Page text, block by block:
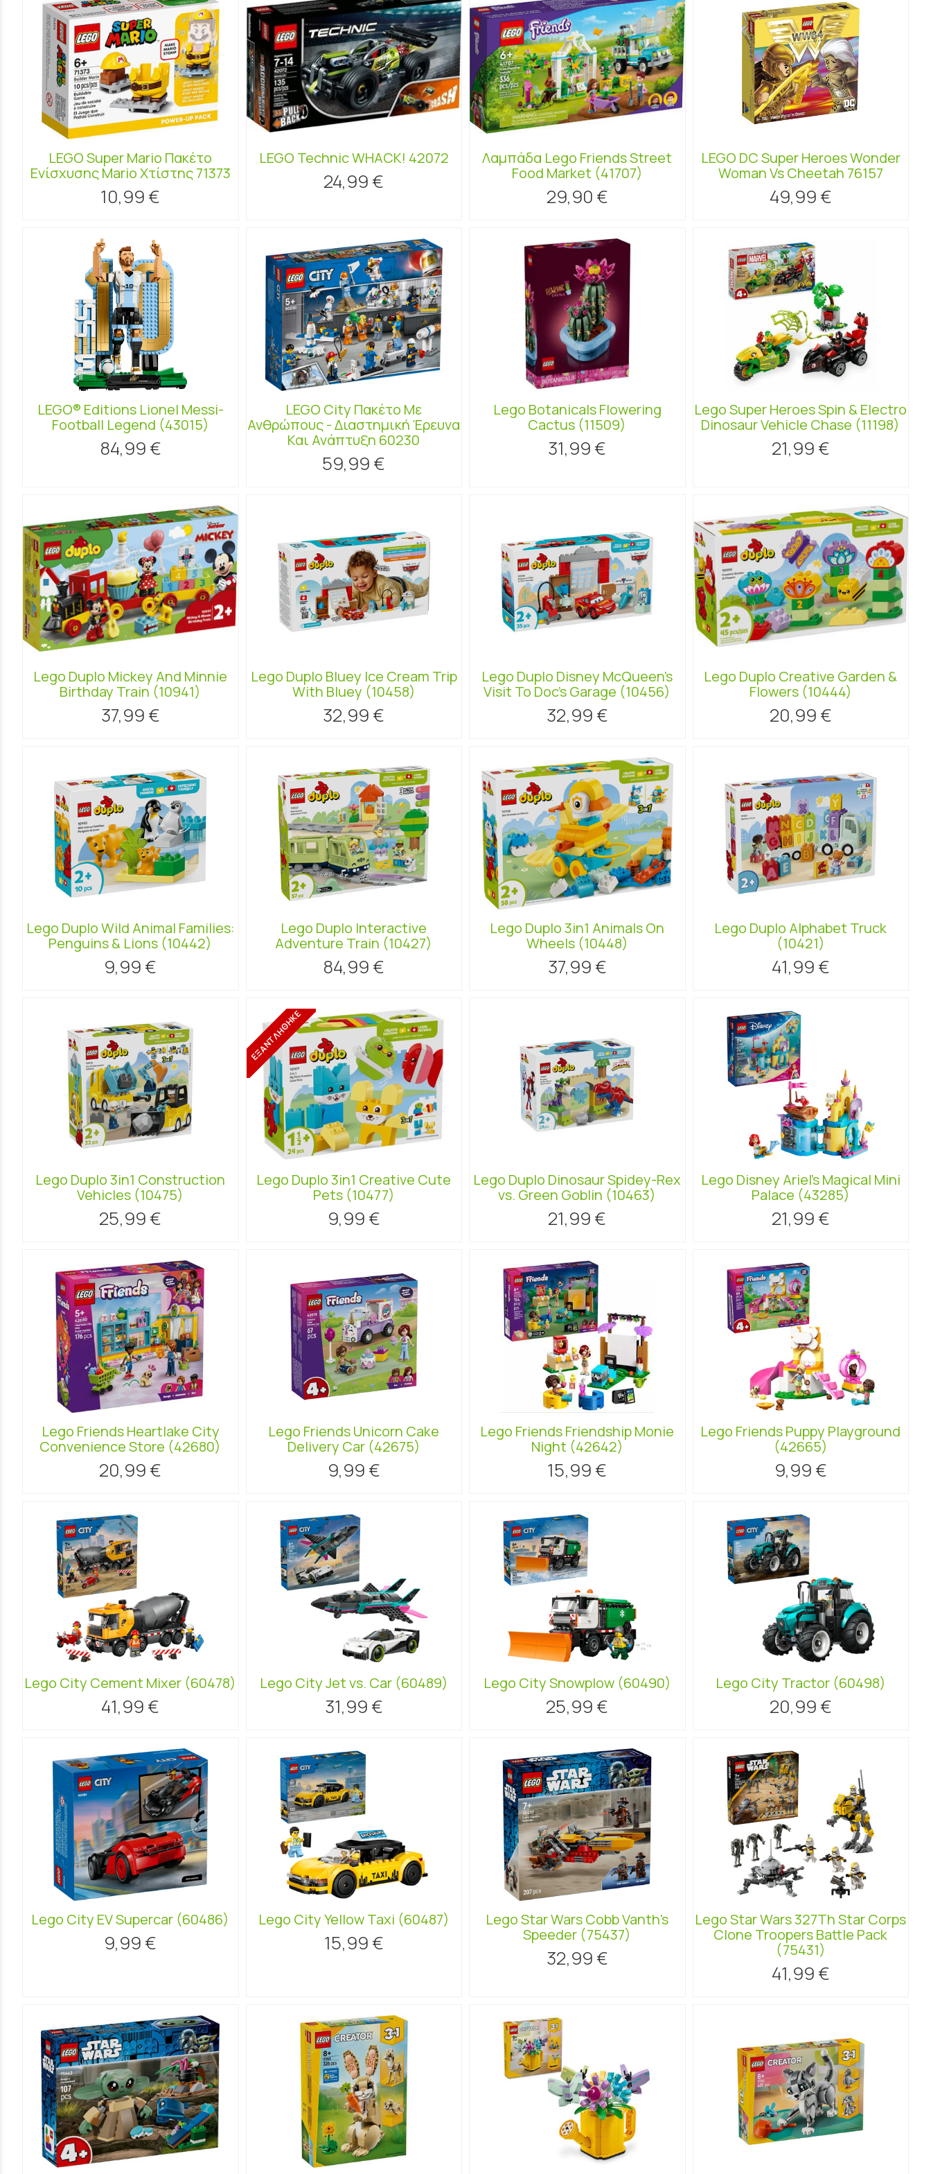
LEGO Super Mario Πακέτο
Ενίσχυσης Mario Χτίστης 71373
10,99 €
LEGO Technic WHACK! 42072
24,99 €
Λαμπάδα Lego Friends Street
Food Market (41707)
29,90 €
LEGO DC Super Heroes Wonder
Woman Vs Cheetah 76157
49,99 €
LEGO® Editions Lionel Messi-
Football Legend (43015)
84,99 €
LEGO City Πακέτο Με
Ανθρώπους - Διαστημική Έρευνα
Και Ανάπτυξη 60230
59,99 €
Lego Botanicals Flowering
Cactus (11509)
31,99 €
Lego Super Heroes Spin & Electro
Dinosaur Vehicle Chase (11198)
21,99 €
Lego Duplo Mickey And Minnie
Birthday Train (10941)
37,99 €
Lego Duplo Bluey Ice Cream Trip
With Bluey (10458)
32,99 €
Lego Duplo Disney McQueen's
Visit To Doc's Garage (10456)
32,99 €
Lego Duplo Creative Garden &
Flowers (10444)
20,99 €
Lego Duplo Wild Animal Families:
Penguins & Lions (10442)
9,99 €
Lego Duplo Interactive
Adventure Train (10427)
84,99 €
Lego Duplo 3in1 Animals On
Wheels (10448)
37,99 €
Lego Duplo Alphabet Truck
(10421)
41,99 €
Lego Duplo 3in1 Construction
Vehicles (10475)
25,99 €
ΕΞΑΝΤΛΗΘΗΚΕ
Lego Duplo 3in1 Creative Cute
Pets (10477)
9,99 €
Lego Duplo Dinosaur Spidey-Rex
vs. Green Goblin (10463)
21,99 €
Lego Disney Ariel's Magical Mini
Palace (43285)
21,99 €
Lego Friends Heartlake City
Convenience Store (42680)
20,99 €
Lego Friends Unicorn Cake
Delivery Car (42675)
9,99 €
Lego Friends Friendship Monie
Night (42642)
15,99 €
Lego Friends Puppy Playground
(42665)
9,99 €
Lego City Cement Mixer (60478)
41,99 €
Lego City Jet vs. Car (60489)
31,99 €
Lego City Snowplow (60490)
25,99 €
Lego City Tractor (60498)
20,99 €
Lego City EV Supercar (60486)
9,99 €
Lego City Yellow Taxi (60487)
15,99 €
Lego Star Wars Cobb Vanth's
Speeder (75437)
32,99 €
Lego Star Wars 327Th Star Corps
Clone Troopers Battle Pack
(75431)
41,99 €